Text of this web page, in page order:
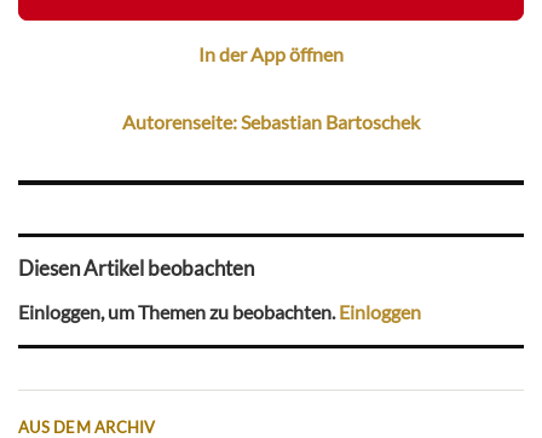
In der App öffnen
Autorenseite: Sebastian Bartoschek
Diesen Artikel beobachten
Einloggen, um Themen zu beobachten.Einloggen
AUS DEM ARCHIV